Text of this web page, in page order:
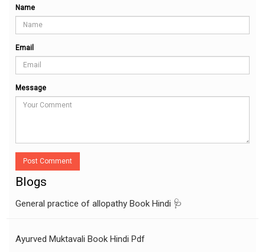
Name
Email
Message
Post Comment
Blogs
General practice of allopathy Book Hindi 🩺
Ayurved Muktavali Book Hindi Pdf